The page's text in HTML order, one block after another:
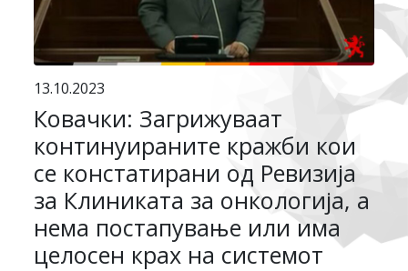
13.10.2023
Ковачки: Загрижуваат
континуираните кражби кои
се констатирани од Ревизија
за Клиниката за онкологија, а
нема постапување или има
целосен крах на системот